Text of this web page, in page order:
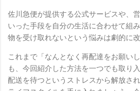
佐川急便が提供する公式サービスや、
いった手段を自分の生活に合わせて組
物を受け取れないという悩みは劇的に改
これまで「なんとなく再配達をお願い
も、今回紹介した方法を一つでも取り
配送を待つというストレスから解放さ